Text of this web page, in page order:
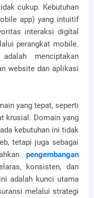
cukup. Kebutuhan
app) yang intuitif
interaksi digital
perangkat mobile.
menciptakan
website dan aplikasi
yang tepat, seperti
krusial. Domain yang
kebutuhan ini tidak
tetapi juga sebagai
pengembangan
konsisten, dan
adalah kunci utama
melalui strategi